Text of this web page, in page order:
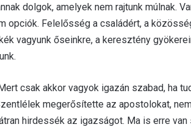
dolgok, amelyek nem rajtunk múlnak.
opciók. Felelősség a családért, a
vagyunk őseinkre, a keresztény
csak akkor vagyok igazán szabad, ha
megerősítette az apostolokat,
hirdessék az igazságot. Ma is erre van